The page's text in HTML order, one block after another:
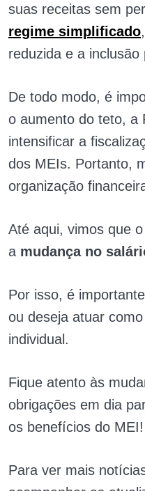
suas receitas sem
regime simplificado
reduzida e a inclusão
De todo modo, é
o aumento do teto, a
intensificar a
dos MEIs. Portanto,
organização
Até aqui, vimos que o
a mudança no
Por isso, é
ou deseja atuar
individual.
Fique atento às
obrigações em dia
os benefícios do MEI!
Para ver mais